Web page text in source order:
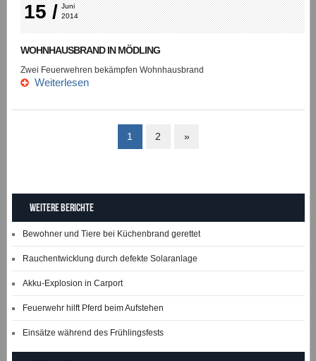
15 / Juni
2014
WOHNHAUSBRAND IN MÖDLING
Zwei Feuerwehren bekämpfen Wohnhausbrand
Weiterlesen
1 2 »
Weitere Berichte
Bewohner und Tiere bei Küchenbrand gerettet
Rauchentwicklung durch defekte Solaranlage
Akku-Explosion in Carport
Feuerwehr hilft Pferd beim Aufstehen
Einsätze während des Frühlingsfests